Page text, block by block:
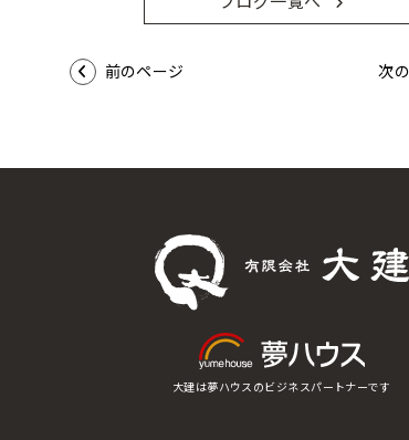
前のページ 次
大建は夢ハウスのビジネスパートナーです